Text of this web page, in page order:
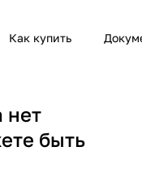
Как купить
нет
быть